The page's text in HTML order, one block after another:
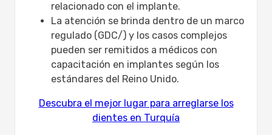
relacionado con el implante.
La atención se brinda dentro de un marco
regulado (GDC/) y los casos complejos
pueden ser remitidos a médicos con
capacitación en implantes según los
estándares del Reino Unido.
Descubra el mejor lugar para arreglarse los
dientes en Turquía